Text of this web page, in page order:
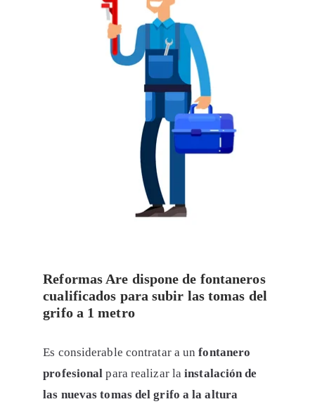
Reformas Are dispone de fontaneros
cualificados para subir las tomas del
grifo a 1 metro
Es considerable contratar a unfontanero
profesional para realizar lainstalación de
las nuevas tomas del grifo a la altura